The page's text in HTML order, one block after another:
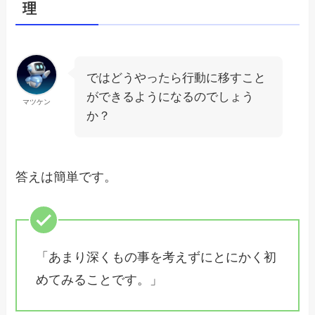
理
マツケン
ではどうやったら行動に移すこと
ができるようになるのでしょう
か？
答えは簡単です。
「あまり深くもの事を考えずにとにかく初
めてみることです。」